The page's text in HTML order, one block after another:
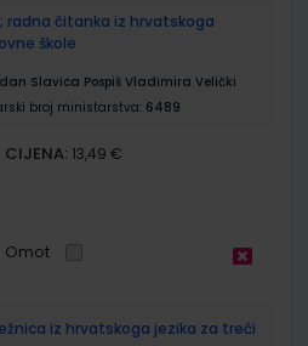
radna čitanka iz hrvatskoga
škole
Slavica Pospiš Vladimira Velički
broj ministarstva: 6489
CIJENA: 13,49 €
Omot
iz hrvatskoga jezika za treći